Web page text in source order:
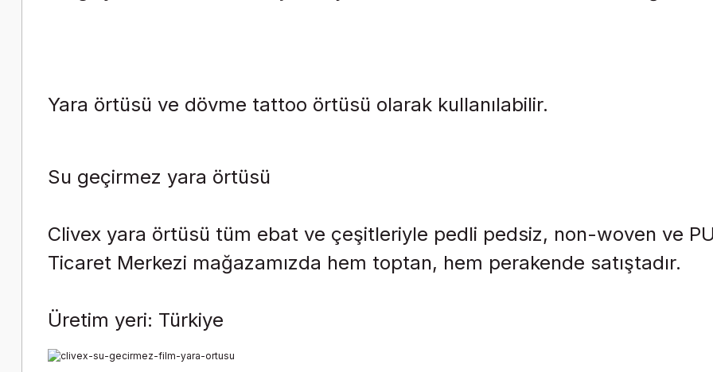
Yara örtüsü ve dövme tattoo örtüsü olarak kullanılabilir.
Su geçirmez yara örtüsü
Clivex yara örtüsü tüm ebat ve çeşitleriyle pedli pedsiz, non-woven ve
Ticaret Merkezi mağazamızda hem toptan, hem perakende satıştadır.
Üretim yeri: Türkiye